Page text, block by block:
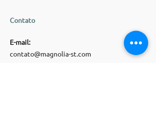
Contato
E-mail:
contato@magnolia-st.com